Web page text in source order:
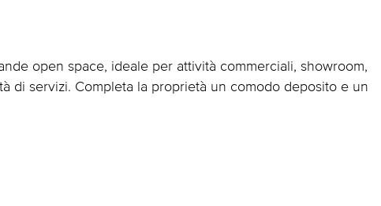
open space, ideale per attività commerciali, showroom,
di servizi. Completa la proprietà un comodo deposito e un